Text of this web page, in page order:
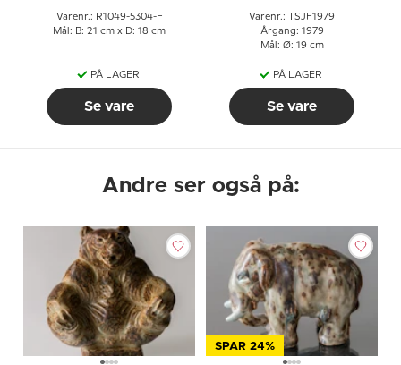
Varenr.: R1049-5304-F
Mål: B: 21 cm x D: 18 cm
PÅ LAGER
Se vare
Varenr.: TSJF1979
Årgang: 1979
Mål: Ø: 19 cm
PÅ LAGER
Se vare
Andre ser også på:
SPAR 24%